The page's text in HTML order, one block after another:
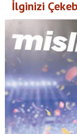
İlginizi